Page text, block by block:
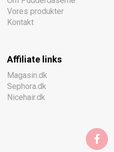
Vores produkter
Kontakt
Affiliate links
Magasin.dk
Sephora.dk
Nicehair.dk